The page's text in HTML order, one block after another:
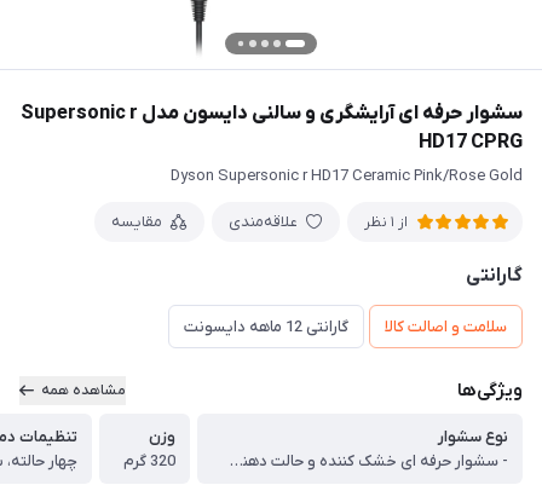
سشوار حرفه ای آرایشگری و سالنی دایسون مدل Supersonic r
HD17 CPRG
Dyson Supersonic r HD17 Ceramic Pink/Rose Gold
از 1 نظر علاقه‌مندی مقایسه
گارانتی
سلامت و اصالت کالا گارانتی 12 ماهه دایسونت
ویژگی‌ها مشاهده همه
نوع سشوار
- سشوار حرفه ای خشک کننده و حالت دهنده با سری های مختلف
وزن
320 گرم
تنظیمات
چهار